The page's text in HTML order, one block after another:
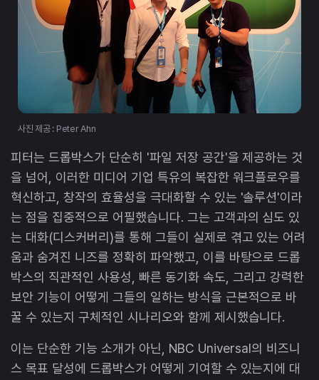
사진 제공 : Peter Ahn
피터는 드롭박스가 단순히 '파일 저장 공간'을 제공하는 것
을 넘어, 이러한 미디어 기업 특유의 복잡한 워크플로우를
혁신하고, 창작의 효율성을 극대화할 수 있는 '솔루션'이라
는 점을 집중적으로 어필했습니다. 그는 고객과의 심도 있
는 대화(디스커버리)를 통해 그들이 실제로 겪고 있는 어려
움과 숨겨진 니즈를 정확히 파악했고, 이를 바탕으로 드롭
박스의 직관적인 사용성, 빠른 동기화 속도, 그리고 강력한
보안 기능이 어떻게 그들의 일하는 방식을 근본적으로 바
꿀 수 있는지 구체적인 시나리오와 함께 제시했습니다.
이는 단순한 기능 소개가 아닌, NBC Universal의 비즈니
스 목표 달성에 드롭박스가 어떻게 기여할 수 있는지에 대